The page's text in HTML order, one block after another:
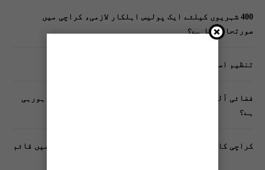
400 شہریوں کیلئے ایک پولیس اہلکار لازمی، کراچی میں
صورتحال کیا ہے؟
تنظیم اسلامی کے زیرِ اہتمام ملک گیر آگاہی مہم!
فضائی آلودگی انسانی دماغ کیلیے کیسے خطرناک ثابت ہورہی
ہے؟
کراچی کا پہلا مفت فٹنیس کلب فیڈرل بی ایریا بلاک 10 میں قائم